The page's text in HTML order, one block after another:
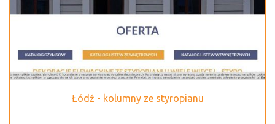
Łódź - kolumny ze styropianu